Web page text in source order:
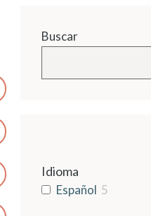
Buscar
Idioma
Español 5